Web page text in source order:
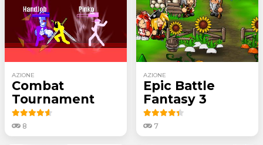
AZIONE
Combat
Tournament
8
AZIONE
Epic Battle
Fantasy 3
7